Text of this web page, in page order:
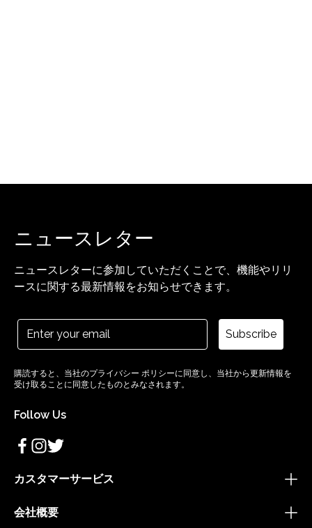
カスタマーサービス
会社概要
Follow Us
ニュースレター
ニュースレターに参加していただくことで、機能やリリ
ースに関する最新情報をお知らせできます。
Subscribe
購読すると、当社のプライバシー ポリシーに同意し、当社から更新情報を
受け取ることに同意したものとみなされます。